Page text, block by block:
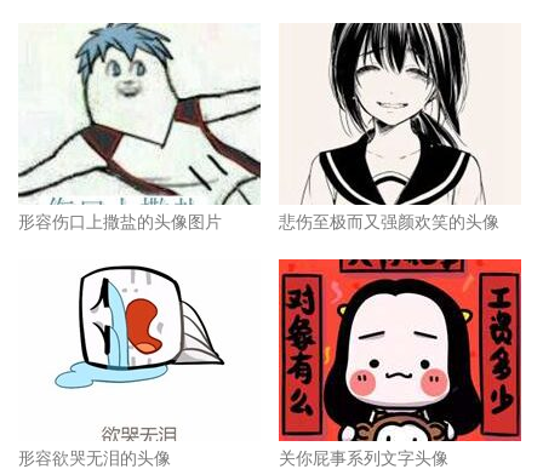
形容伤口上撒盐的头像图片 悲伤至极而又强颜欢笑的头像
形容欲哭无泪的头像 关你屁事系列文字头像